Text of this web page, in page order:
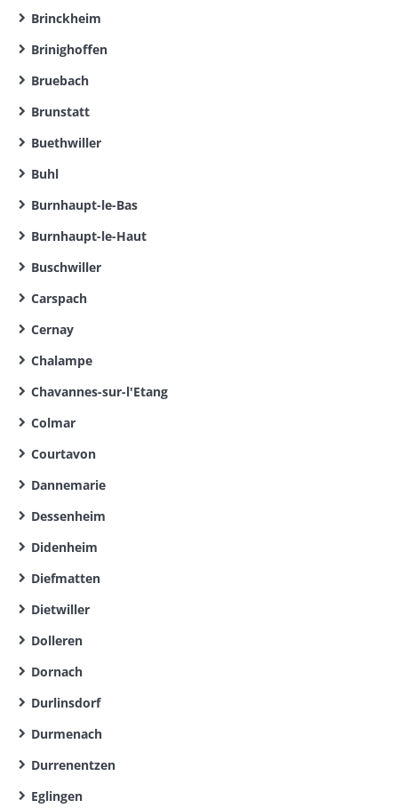
Brinckheim
Brinighoffen
Bruebach
Brunstatt
Buethwiller
Buhl
Burnhaupt-le-Bas
Burnhaupt-le-Haut
Buschwiller
Carspach
Cernay
Chalampe
Chavannes-sur-l'Etang
Colmar
Courtavon
Dannemarie
Dessenheim
Didenheim
Diefmatten
Dietwiller
Dolleren
Dornach
Durlinsdorf
Durmenach
Durrenentzen
Eglingen